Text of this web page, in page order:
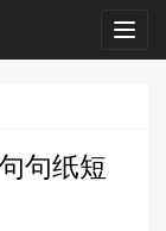
句纸短